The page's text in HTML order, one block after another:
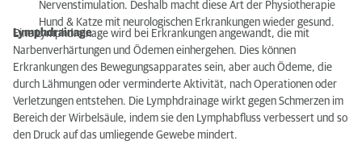
Nervenstimulation. Deshalb macht diese Art der Physiotherapie
Hund & Katze mit neurologischen Erkrankungen wieder gesund.
Lymphdrainage
Eine Lymphdrainage wird bei Erkrankungen angewandt, die mit
Narbenver­härtungen und Ödemen einhergehen. Dies können
Erkrankungen des Bewegungsapparates sein, aber auch Ödeme, die
durch Lähmungen oder ver­minderte Aktivität, nach Operationen oder
Verletzungen entstehen. Die Lymphdrainage wirkt gegen Schmerzen im
Bereich der Wirbelsäule, indem sie den Lymphabfluss verbessert und so
den Druck auf das umliegende Gewebe mindert.